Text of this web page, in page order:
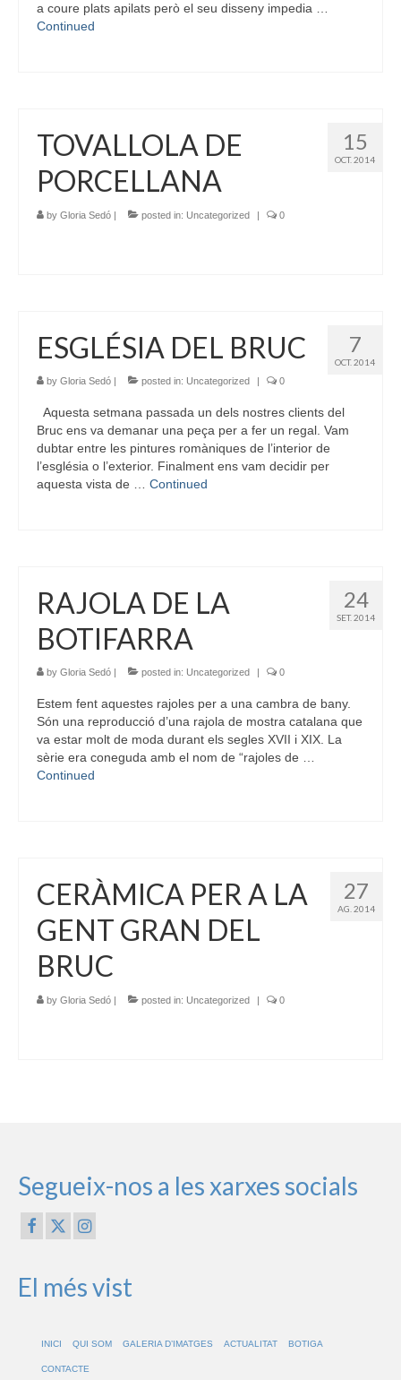
a coure plats apilats però el seu disseny impedia …
Continued
15
OCT. 2014
TOVALLOLA DE
PORCELLANA
by Gloria Sedó | posted in: Uncategorized | 0
7
OCT. 2014
ESGLÉSIA DEL BRUC
by Gloria Sedó | posted in: Uncategorized | 0
Aquesta setmana passada un dels nostres clients del
Bruc ens va demanar una peça per a fer un regal. Vam
dubtar entre les pintures romàniques de l’interior de
l’església o l’exterior. Finalment ens vam decidir per
aquesta vista de … Continued
24
SET. 2014
RAJOLA DE LA
BOTIFARRA
by Gloria Sedó posted in: Uncategorized 0
Estem fent aquestes rajoles per a una cambra de bany.
Són una reproducció d’una rajola de mostra catalana que
va estar molt de moda durant els segles XVII i XIX. La
sèrie era coneguda amb el nom de “rajoles de …
Continued
27
AG. 2014
CERÀMICA PER A LA
GENT GRAN DEL
BRUC
by Gloria Sedó | posted in: Uncategorized | 0
Segueix-nos a les xarxes socials
El més vist
INICI QUI SOM GALERIA D’IMATGES ACTUALITAT BOTIGA
CONTACTE